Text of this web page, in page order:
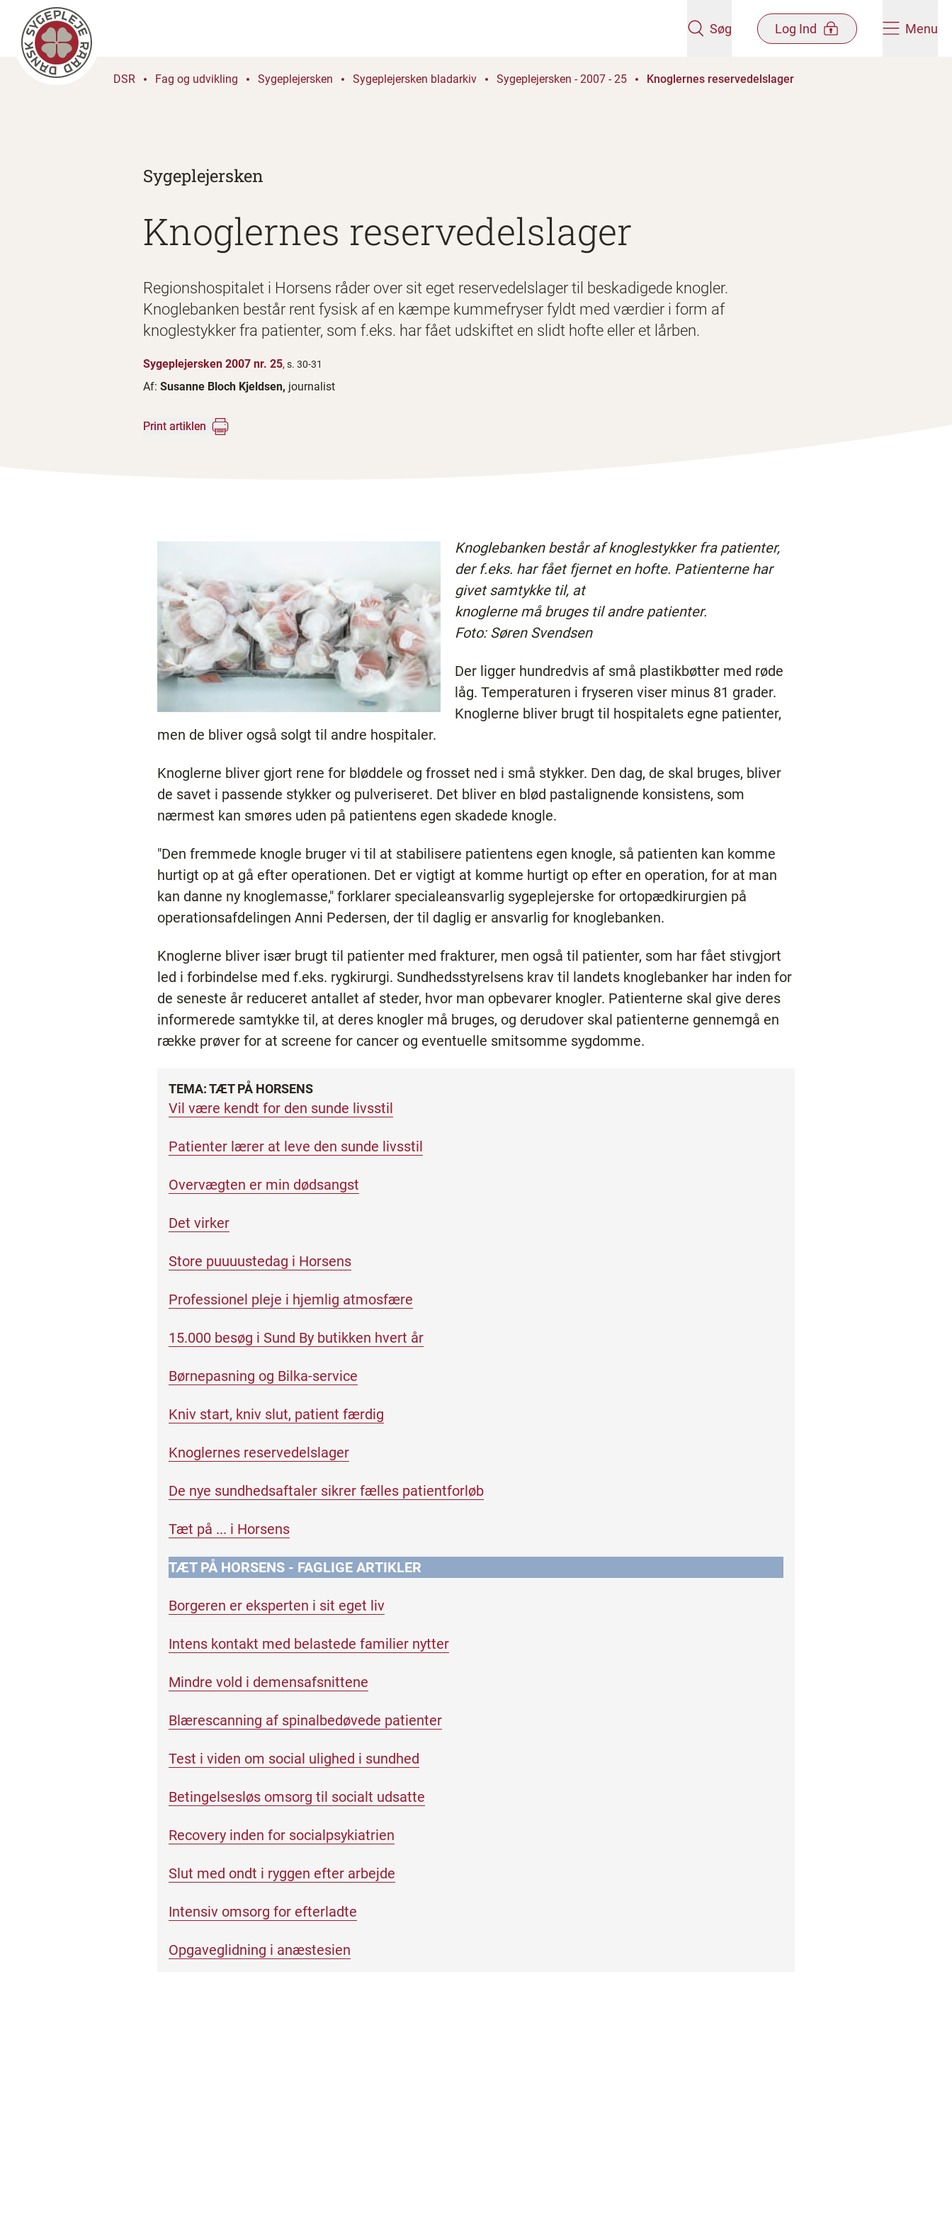
Søg Log Ind Menu
DSR Fag og udvikling Sygeplejersken Sygeplejersken bladarkiv Sygeplejersken - 2007 - 25 Knoglernes reservedelslager
Sygeplejersken
Knoglernes reservedelslager
Regionshospitalet i Horsens råder over sit eget reservedelslager til beskadigede knogler.
Knoglebanken består rent fysisk af en kæmpe kummefryser fyldt med værdier i form af
knoglestykker fra patienter, som f.eks. har fået udskiftet en slidt hofte eller et lårben.
Sygeplejersken 2007 nr. 25, s. 30-31
Af: Susanne Bloch Kjeldsen, journalist
Print artiklen
Knoglebanken består af knoglestykker fra patienter,
der f.eks. har fået fjernet en hofte. Patienterne har
givet samtykke til, at
knoglerne må bruges til andre patienter.
Foto: Søren Svendsen
Der ligger hundredvis af små plastikbøtter med røde
låg. Temperaturen i fryseren viser minus 81 grader.
Knoglerne bliver brugt til hospitalets egne patienter,
men de bliver også solgt til andre hospitaler.
Knoglerne bliver gjort rene for bløddele og frosset ned i små stykker. Den dag, de skal bruges, bliver
de savet i passende stykker og pulveriseret. Det bliver en blød pastalignende konsistens, som
nærmest kan smøres uden på patientens egen skadede knogle.
"Den fremmede knogle bruger vi til at stabilisere patientens egen knogle, så patienten kan komme
hurtigt op at gå efter operationen. Det er vigtigt at komme hurtigt op efter en operation, for at man
kan danne ny knoglemasse," forklarer specialeansvarlig sygeplejerske for ortopædkirurgien på
operationsafdelingen Anni Pedersen, der til daglig er ansvarlig for knoglebanken.
Knoglerne bliver især brugt til patienter med frakturer, men også til patienter, som har fået stivgjort
led i forbindelse med f.eks. rygkirurgi. Sundhedsstyrelsens krav til landets knoglebanker har inden for
de seneste år reduceret antallet af steder, hvor man opbevarer knogler. Patienterne skal give deres
informerede samtykke til, at deres knogler må bruges, og derudover skal patienterne gennemgå en
række prøver for at screene for cancer og eventuelle smitsomme sygdomme.
TEMA: TÆT PÅ HORSENS
Vil være kendt for den sunde livsstil
Patienter lærer at leve den sunde livsstil
Overvægten er min dødsangst
Det virker
Store puuuustedag i Horsens
Professionel pleje i hjemlig atmosfære
15.000 besøg i Sund By butikken hvert år
Børnepasning og Bilka-service
Kniv start, kniv slut, patient færdig
Knoglernes reservedelslager
De nye sundhedsaftaler sikrer fælles patientforløb
Tæt på ... i Horsens
TÆT PÅ HORSENS - FAGLIGE ARTIKLER
Borgeren er eksperten i sit eget liv
Intens kontakt med belastede familier nytter
Mindre vold i demensafsnittene
Blærescanning af spinalbedøvede patienter
Test i viden om social ulighed i sundhed
Betingelsesløs omsorg til socialt udsatte
Recovery inden for socialpsykiatrien
Slut med ondt i ryggen efter arbejde
Intensiv omsorg for efterladte
Opgaveglidning i anæstesien